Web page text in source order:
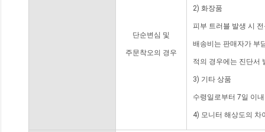
단순변심 및
주문착오의 경우
2) 화장품
피부 트러블 발생 시
배송비는 판매자가 부
적의 경우에는 진단서
3) 기타 상품
수령일로부터 7일 이
4) 모니터 해상도의 차